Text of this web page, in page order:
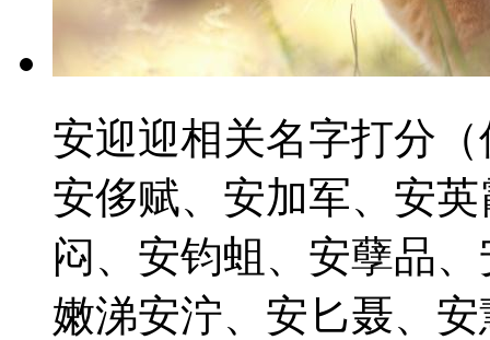
安迎迎相关名字打分
安侈赋、安加军、安
闷、安钧蛆、安孽品
嫩涕安泞、安匕聂、